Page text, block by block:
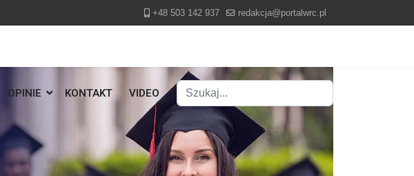
+48 503 142 937 redakcja@portalwrc.pl
OPINIE KONTAKT VIDEO
Szukaj
Type 2 or more characters for results.